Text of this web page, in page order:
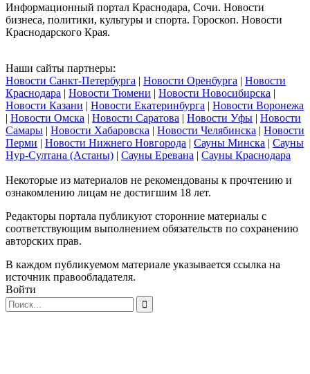
Информационный портал Краснодара, Сочи. Новости
бизнеса, политики, культуры и спорта. Гороскоп. Новости
Краснодарского Края.
Наши сайты партнеры:
Новости Санкт-Петербурга | Новости Оренбурга | Новости
Краснодара | Новости Тюмени | Новости Новосибирска |
Новости Казани | Новости Екатеринбурга | Новости Воронежа
| Новости Омска | Новости Саратова | Новости Уфы | Новости
Самары | Новости Хабаровска | Новости Челябинска | Новости
Перми | Новости Нижнего Новгорода | Сауны Минска | Сауны
Нур-Султана (Астаны) | Сауны Еревана | Сауны Краснодара
Некоторые из материалов не рекомендованы к прочтению и
ознакомлению лицам не достигшим 18 лет.
Редакторы портала публикуют сторонние материалы с
соответствующим выполнением обязательств по сохранению
авторских прав.
В каждом публикуемом материале указывается ссылка на
источник правообладателя.
Войти